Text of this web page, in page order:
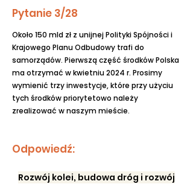
Pytanie 3/28
Około 150 mld zł z unijnej Polityki Spójności i
Krajowego Planu Odbudowy trafi do
samorządów. Pierwszą część środków Polska
ma otrzymać w kwietniu 2024 r. Prosimy
wymienić trzy inwestycje, które przy użyciu
tych środków priorytetowo należy
zrealizować w naszym mieście.
Odpowiedź:
Rozwój kolei, budowa dróg i rozwój